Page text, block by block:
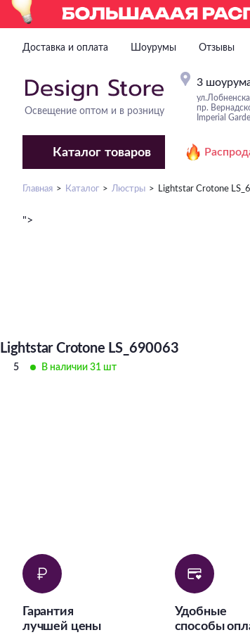
Доставка и оплата Шоурумы Отзывы
Освещение оптом и в розницу
3
пр.
Imperial
Каталог товаров
Главная Каталог Люстры Lightstar Crotone
">
Lightstar Crotone LS_690063
5 В наличии 31 шт
Гарантия
лучшей цены
Удобные
способы